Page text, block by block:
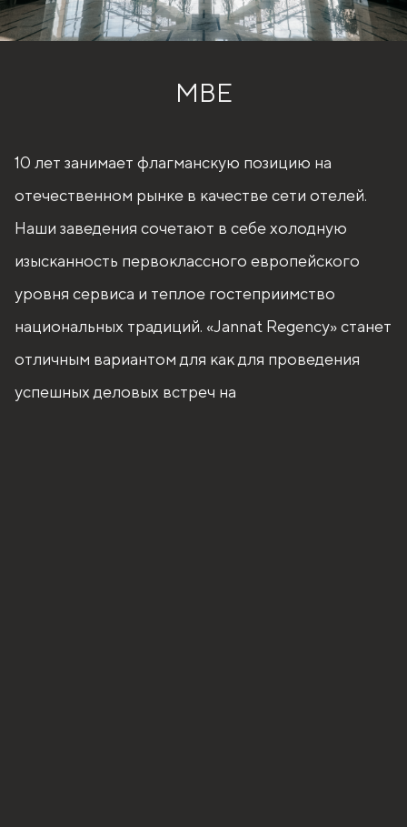
MBE
10 лет занимает флагманскую позицию на
отечественном рынке в качестве сети отелей.
Наши заведения сочетают в себе холодную
изысканность первоклассного европейского
уровня сервиса и теплое гостеприимство
национальных традиций. «Jannat Regency» станет
отличным вариантом для как для проведения
успешных деловых встреч на